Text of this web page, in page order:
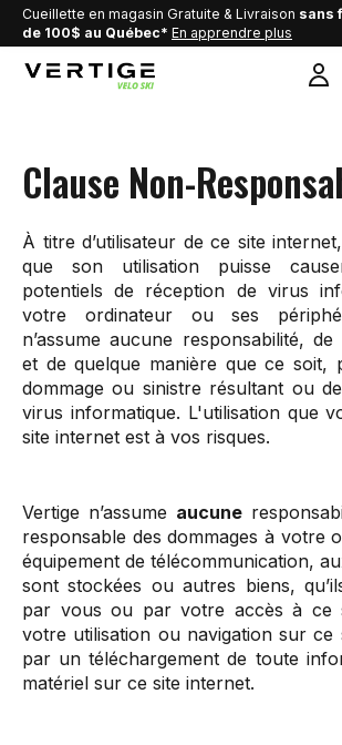
Cueillette en magasin Gratuite & Livraison sans
de 100$ au Québec* En apprendre plus
Clause Non-
À titre d’utilisateur de ce site
que son utilisation puisse
potentiels de réception de virus
votre ordinateur ou ses
n’assume aucune responsabilité,
et de quelque manière que ce soit,
dommage ou sinistre résultant ou
virus informatique. L'utilisation que
site internet est à vos risques.
Vertige n’assume aucune
responsable des dommages à votre
équipement de télécommunication,
sont stockées ou autres biens,
par vous ou par votre accès à ce
votre utilisation ou navigation sur ce
par un téléchargement de toute
matériel sur ce site internet.